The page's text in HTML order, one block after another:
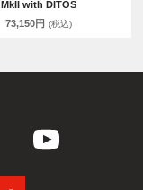
MkII with DITOS
73,150円 (税込)